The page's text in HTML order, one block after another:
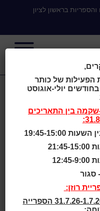
בראשון לציון
ביום
לחללי
הפעילות של כותר
יולי-אוגוסט
שקמה בין התאריכים
19:45-15:00
סגור
רוזן:
בחודש יולי- בין התאריכים 31.7.26-1.7.26 הספרייה